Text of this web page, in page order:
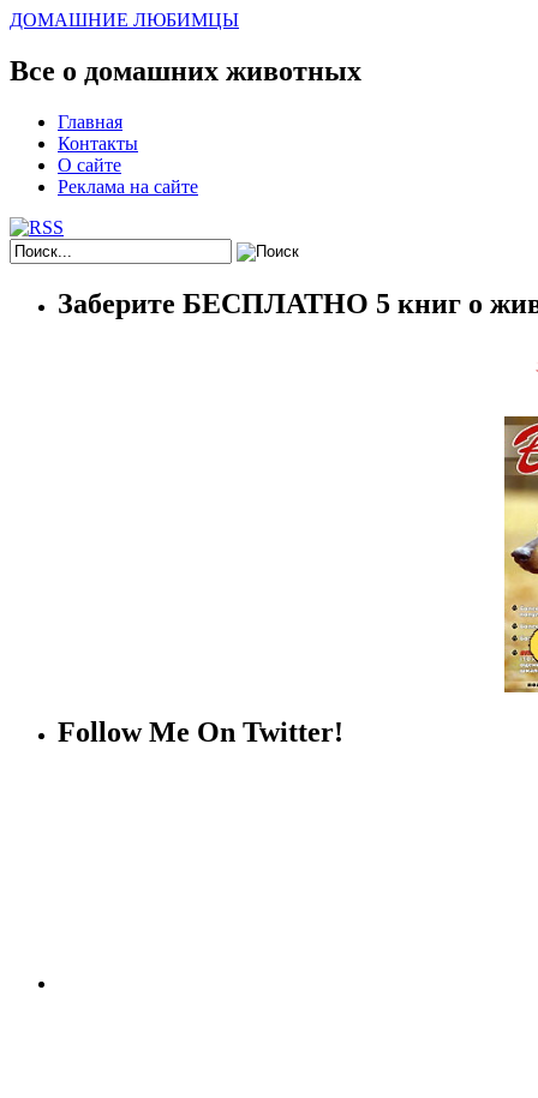
ДОМАШНИЕ ЛЮБИМЦЫ
Все о домашних животных
Главная
Контакты
О сайте
Реклама на сайте
Заберите БЕСПЛАТНО 5 книг о
Follow Me On Twitter!